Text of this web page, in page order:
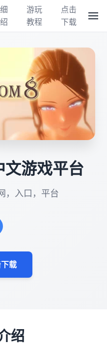
游玩
教程
点击
下载
游戏平台
，入口，平台
载
绍